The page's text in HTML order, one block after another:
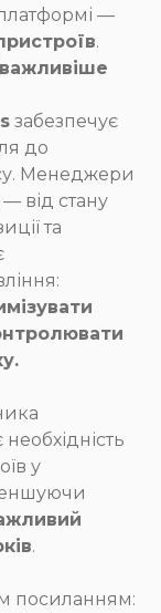
—
.
забезпечує
до
Менеджери
від стану
та
у
.
посиланням: